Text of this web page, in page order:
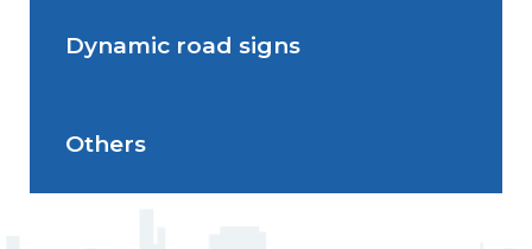
Outdoor Led Display
Dynamic road signs
Dynamic road signs
Others